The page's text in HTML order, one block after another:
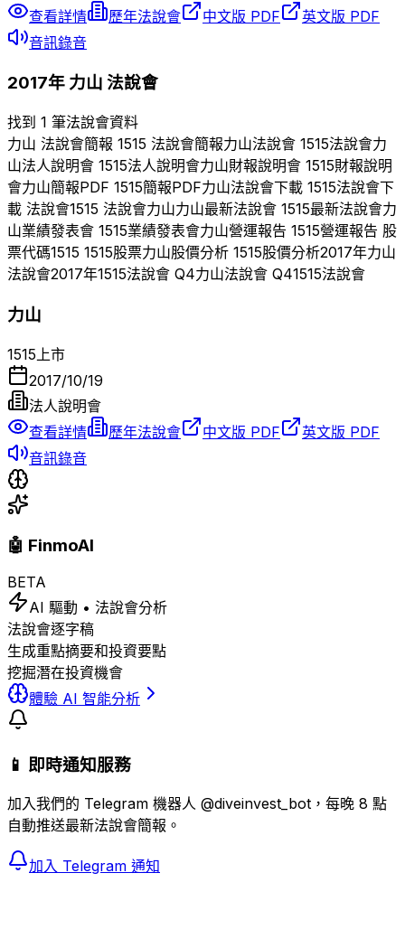
查看詳情
歷年法說會 中文版 PDF
英文版 PDF
音訊錄音
2017年 力山 法說會
找到 1 筆法說會資料
力山 法說會簡報 1515 法說會簡報力山法說會 1515法說會力
山法人說明會 1515法人說明會力山財報說明會 1515財報說明
會力山簡報PDF 1515簡報PDF力山法說會下載 1515法說會下
載 法說會1515 法說會力山力山最新法說會 1515最新法說會力
山業績發表會 1515業績發表會力山營運報告 1515營運報告 股
票代碼1515 1515股票力山股價分析 1515股價分析2017年力山
法說會2017年1515法說會 Q4力山法說會 Q41515法說會
力山
1515 上市
2017/10/19
法人說明會
查看詳情
歷年法說會 中文版 PDF
英文版 PDF
音訊錄音
🤖 FinmoAI
BETA
AI 驅動 • 法說會分析
法說會逐字稿
生成重點摘要和投資要點
挖掘潛在投資機會
體驗 AI 智能分析
📱 即時通知服務
加入我們的 Telegram 機器人 @diveinvest_bot，每晚 8 點
自動推送最新法說會簡報。
加入 Telegram 通知